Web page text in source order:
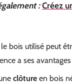
: Créez
le bois utilisé peut
a ses
clôture en bois